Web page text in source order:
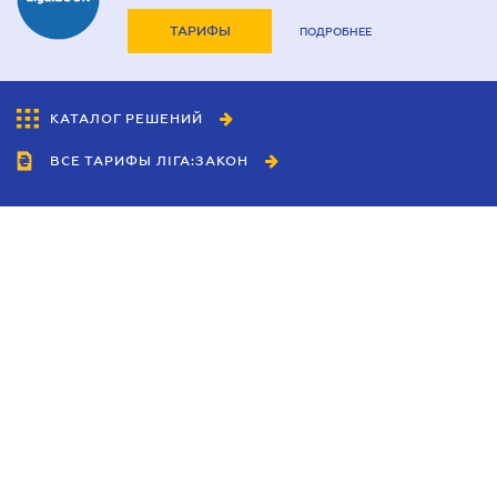
ТАРИФЫ ПОДРОБНЕЕ
КАТАЛОГ РЕШЕНИЙ
ВСЕ ТАРИФЫ ЛІГА:ЗАКОН